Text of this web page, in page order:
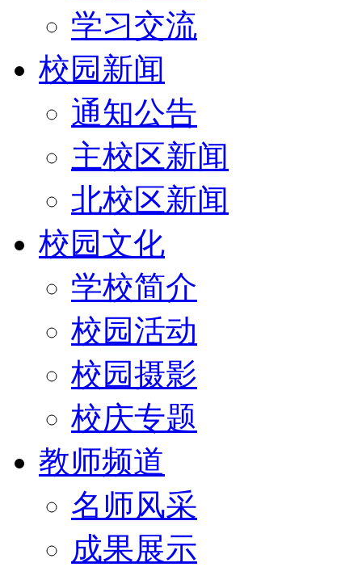
学习交流
校园新闻
通知公告
主校区新闻
北校区新闻
校园文化
学校简介
校园活动
校园摄影
校庆专题
教师频道
名师风采
成果展示